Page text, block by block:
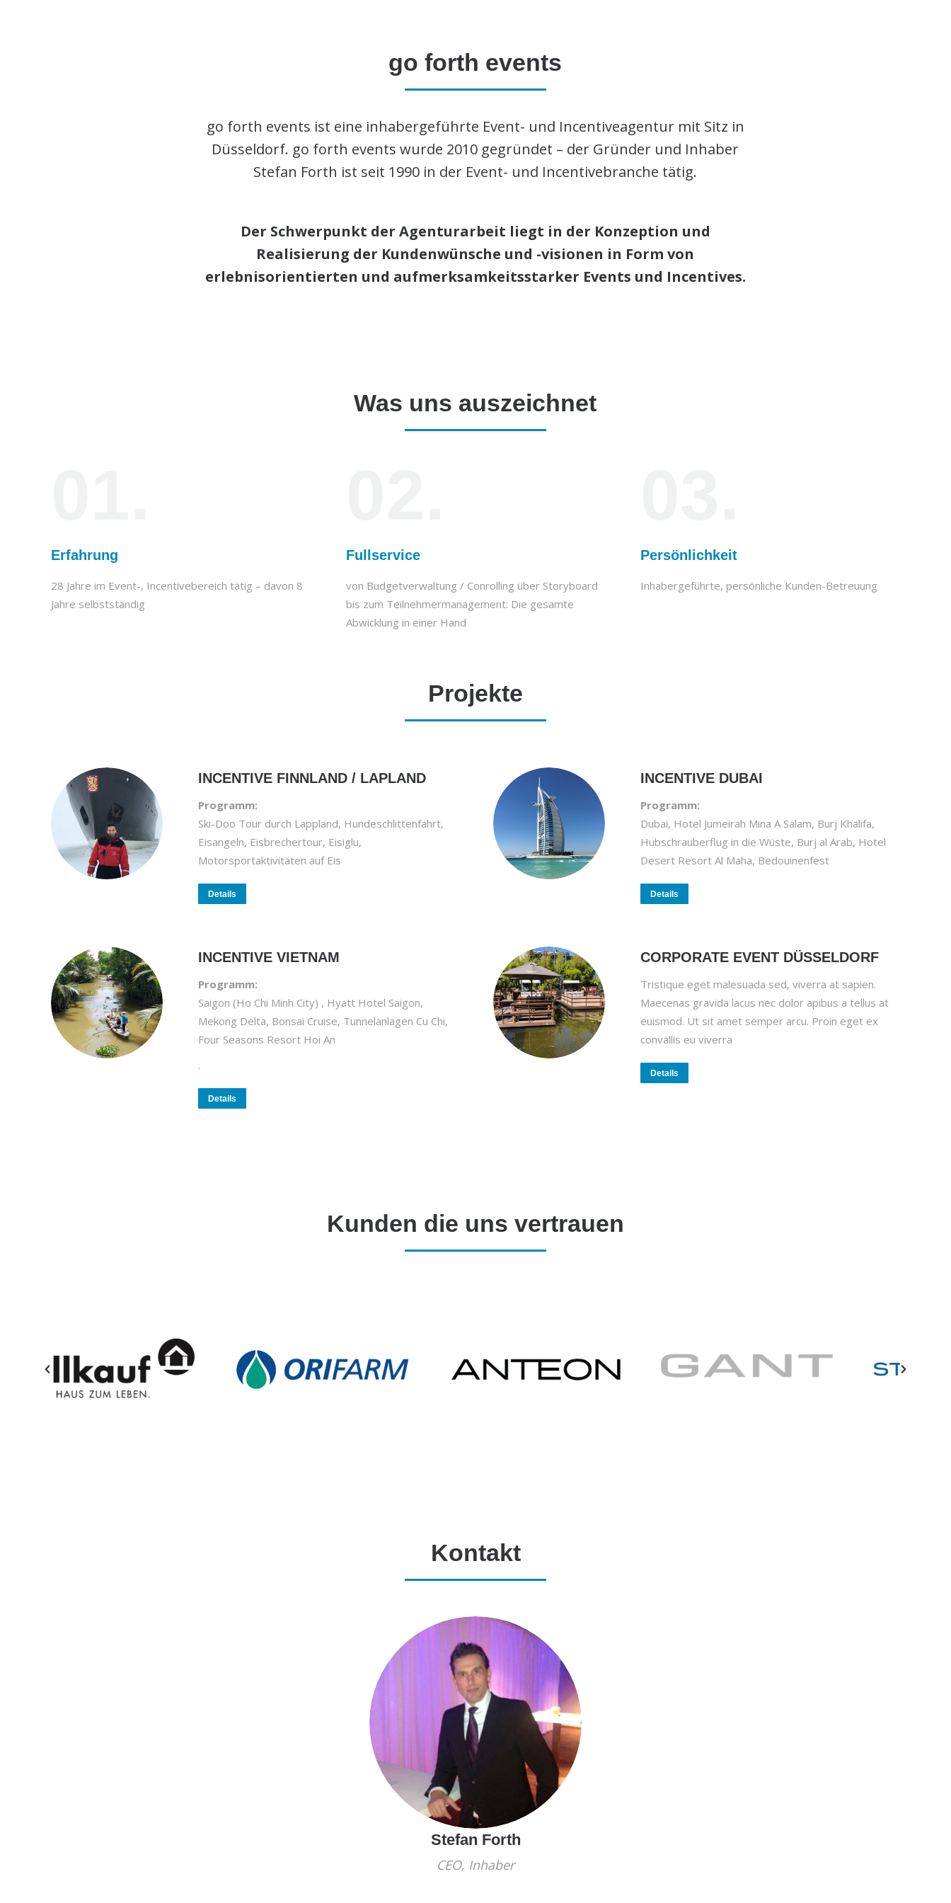
go forth events
go forth events ist eine inhabergeführte Event- und Incentiveagentur mit Sitz in
Düsseldorf. go forth events wurde 2010 gegründet – der Gründer und Inhaber
Stefan Forth ist seit 1990 in der Event- und Incentivebranche tätig.
Der Schwerpunkt der Agenturarbeit liegt in der Konzeption und
Realisierung der Kundenwünsche und -visionen in Form von
erlebnisorientierten und aufmerksamkeitsstarker Events und Incentives.
Was uns auszeichnet
Erfahrung
28 Jahre im Event-, Incentivebereich tätig – davon 8
Jahre selbstständig
Fullservice
von Budgetverwaltung / Conrolling über Storyboard
bis zum Teilnehmermanagement: Die gesamte
Abwicklung in einer Hand
Persönlichkeit
Inhabergeführte, persönliche Kunden-Betreuung
Projekte
INCENTIVE FINNLAND / LAPLAND
Programm:
Ski-Doo Tour durch Lappland, Hundeschlittenfahrt,
Eisangeln, Eisbrechertour, Eisiglu,
Motorsportaktivitäten auf Eis
Details
INCENTIVE DUBAI
Programm:
Dubai, Hotel Jumeirah Mina A Salam, Burj Khalifa,
Hubschrauberflug in die Wüste, Burj al Arab, Hotel
Desert Resort Al Maha, Bedouinenfest
Details
INCENTIVE VIETNAM
Programm:
Saigon (Ho Chi Minh City) , Hyatt Hotel Saigon,
Mekong Delta, Bonsai Cruise, Tunnelanlagen Cu Chi,
Four Seasons Resort Hoi An
.
Details
CORPORATE EVENT DÜSSELDORF
Tristique eget malesuada sed, viverra at sapien.
Maecenas gravida lacus nec dolor apibus a tellus at
euismod. Ut sit amet semper arcu. Proin eget ex
convallis eu viverra
Details
Kunden die uns vertrauen
Kontakt
Stefan Forth
CEO, Inhaber